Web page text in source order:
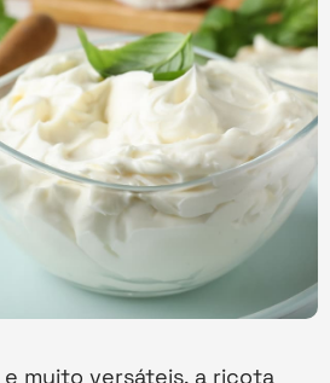
muito versáteis, a ricota